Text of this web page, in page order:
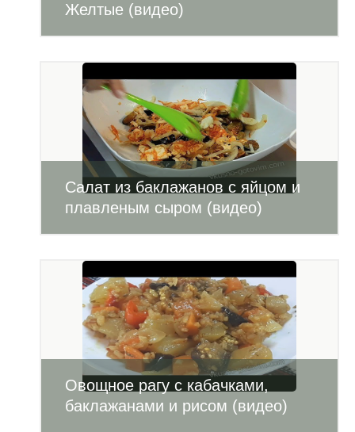
Желтые (видео)
Салат из баклажанов с яйцом и
плавленым сыром (видео)
Овощное рагу с кабачками,
баклажанами и рисом (видео)